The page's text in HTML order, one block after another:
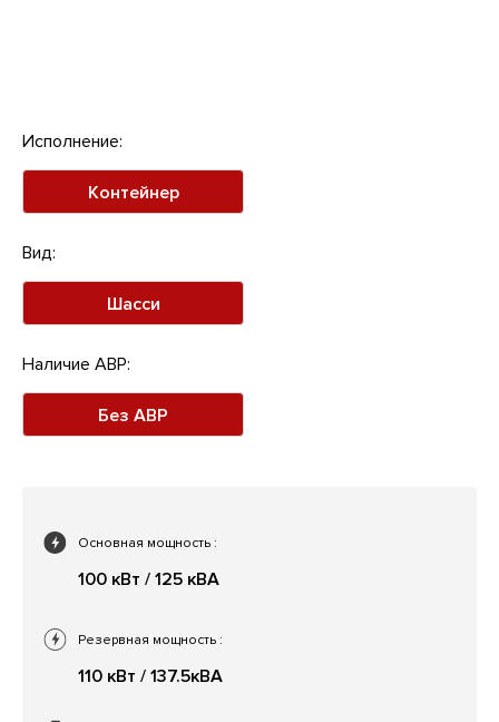
Исполнение:
Контейнер
Вид:
Шасси
Наличие АВР:
Без АВР
Основная мощность :
100 кВт / 125 кВА
Резервная мощность :
110 кВт / 137.5кВА